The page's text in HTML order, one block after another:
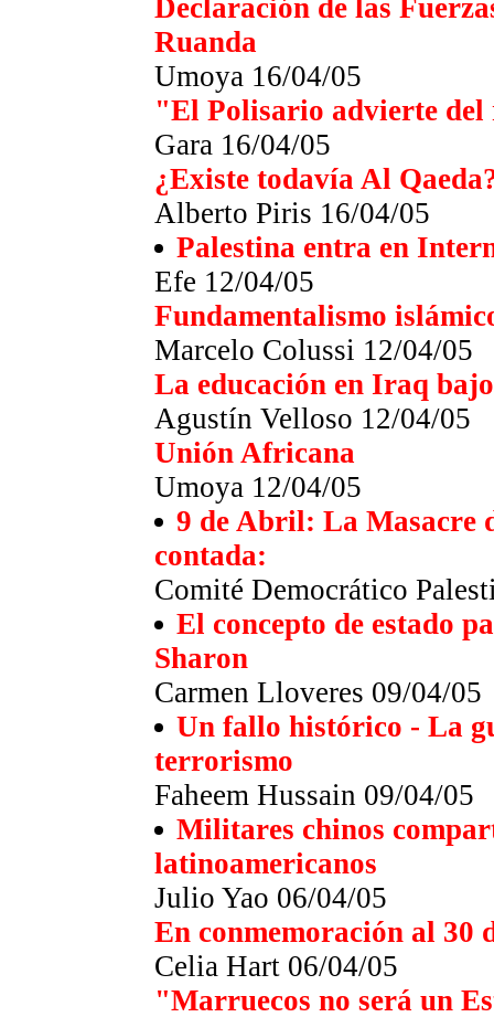
Declaración de las
Ruanda
Umoya 16/04/05
"El Polisario advierte del
Gara 16/04/05
¿Existe todavía Al
Alberto Piris 16/04/05
Palestina entra en
Efe 12/04/05
Fundamentalismo
Marcelo Colussi 12/04/05
La educación en Iraq
Agustín Velloso 12/04/05
Unión Africana
Umoya 12/04/05
9 de Abril: La Masacre
contada:
Comité Democrático
El concepto de estado
Sharon
Carmen Lloveres 09/04/05
Un fallo histórico - La
terrorismo
Faheem Hussain 09/04/05
Militares chinos
latinoamericanos
Julio Yao 06/04/05
En conmemoración al 30
Celia Hart 06/04/05
"Marruecos no será un